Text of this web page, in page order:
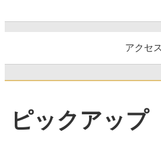
アクセ
ピックアップ